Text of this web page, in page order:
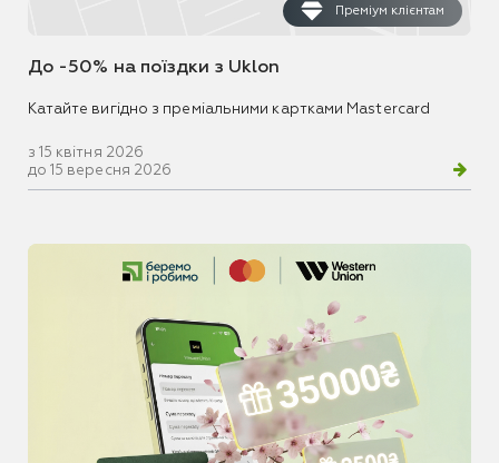
Преміум клієнтам
До -50% на поїздки з Uklon
Катайте вигідно з преміальними картками Mastercard
з 15 квітня 2026
до 15 вересня 2026